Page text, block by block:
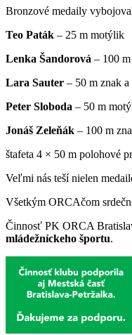
Bronzové medaily
Teo Paták – 25 m motýlik
Lenka Šandorová – 100
Lara Sauter – 50 m znak a
Peter Sloboda – 50 m
Jonáš Zeleňák – 100 m
štafeta 4 × 50 m polohové
Veľmi nás teší nielen
Všetkým ORCAčom
Činnosť PK ORCA
mládežníckeho športu.